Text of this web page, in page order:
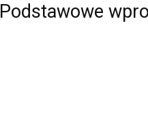
Podstawowe